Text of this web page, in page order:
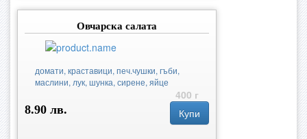
Овчарска салата
домати, краставици, печ.чушки, гъби,
маслини, лук, шунка, сирене, яйце
400 г
8.90 лв.
Купи